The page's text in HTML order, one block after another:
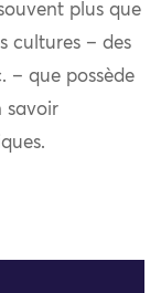
plus que
cultures – des
– que possède
savoir